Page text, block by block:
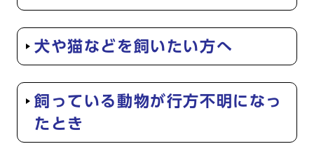
犬や猫などを飼いたい方へ
飼っている動物が行方不明になっ
たとき